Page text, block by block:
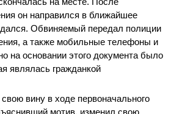
он направился в ближайшее
Обвиняемый передал полиции
а также мобильные телефоны и
на основании этого документа было
являлась гражданкой
вину в ходе первоначального
мотив, изменил свою